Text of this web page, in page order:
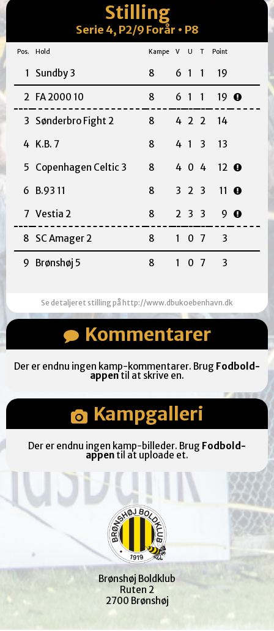
Stilling
Serie 4, P2/9 Forår • P8
Pos. Hold Kampe V U T Point
1 Sundby 3 8 6 1 1 19
2 FA 2000 10 8 6 1 1 19
3 Sønderbro Fight 2 8 4 2 2
14
4 K.B. 7 8 4 1 3
13
5
Copenhagen Celtic 3 8 4 0 4
12
6
B.93 11 8 3 2 3
11
7 Vestia 2 8 2 3 3 9
8 SC Amager 2 8 1 0 7 3
9 Brønshøj 5 8 1 0 7 3
Se detaljeret stilling på http://www.dbukoebenhavn.dk
Kommentarer
Der er endnu ingen kamp-kommentarer. Brug Fodbold-
appentil at skrive en.
Kampgalleri
Der er endnu ingen kamp-billeder. Brug Fodbold-
appen til at uploade et.
Brønshøj Boldklub
Ruten 2
2700 Brønshøj